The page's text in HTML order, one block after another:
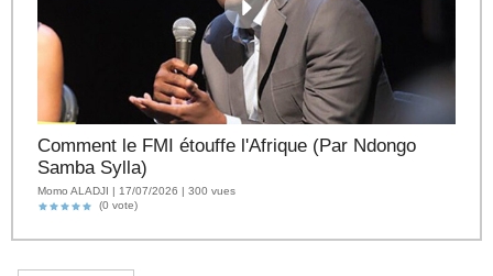
Comment le FMI étouffe l'Afrique (Par Ndongo
Samba Sylla)
Momo ALADJI | 17/07/2026 | 300 vues
(0 vote)